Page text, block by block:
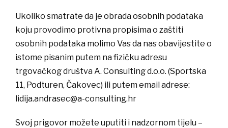
Ukoliko smatrate da je obrada osobnih podataka
koju provodimo protivna propisima o zaštiti
osobnih podataka molimo Vas da nas obavijestite o
istome pisanim putem na fizičku adresu
trgovačkog društva A. Consulting d.o.o. (Sportska
11, Podturen, Čakovec) ili putem email adrese:
lidija.andrasec@a-consulting.hr
Svoj prigovor možete uputiti i nadzornom tijelu –